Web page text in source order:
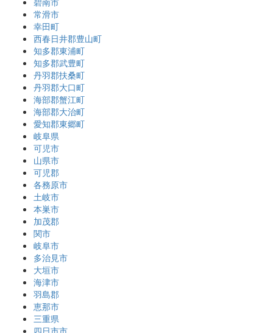
常滑市
幸田町
西春日井郡豊山町
知多郡東浦町
知多郡武豊町
丹羽郡扶桑町
丹羽郡大口町
海部郡蟹江町
海部郡大治町
愛知郡東郷町
岐阜県
可児市
山県市
可児郡
各務原市
土岐市
本巣市
加茂郡
関市
岐阜市
多治見市
大垣市
海津市
羽島郡
恵那市
三重県